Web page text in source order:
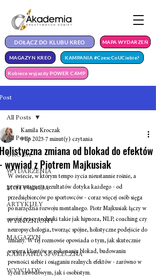
DOŁĄCZ DO KLUBU KREO
MAGAZYN KREO KAMPANIA #CzescCoUCiebie?
Kobiece wyjazdy POWER CAMP
MAPA WYDARZEŃ
All Posts
URODA
WYDARZENIA
MOTYWACJA
ARTYKUŁY
WYRÓŻNIONY
MAGAZYN
KAMPANIA SPOŁECZNA
WYWIADY
All Posts
zmiana od blokad do efektów
wywiad z Piotrem Majkusiak
Kamila Kroczak
9 lip 2025 7 minut(y) czytania
W świecie, w którym tempo życia nieustannie rośnie, a
presja osiągania rezultatów dotyka każdego - od
przedsiębiorców po sportowców - coraz więcej osób sięga
po narzędzia rozwoju mentalnego. Piotr Majkusiak łączy w
swojej pracy techniki takie jak hipnoza, NLP, coaching czy
neuropsychologia, tworząc spójne, holistyczne podejście do
zmiany. W tej rozmowie opowiada o tym, jak skutecznie
wspiera klientów w pokonaniu blokad, budowaniu
pewności siebie i osiąganiu realnych efektów - zarówno w
życiu zawodowym, jak i osobistym.